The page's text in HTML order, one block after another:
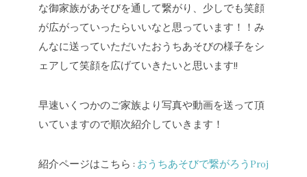
な御家族があそびを通して繋がり、少しでも笑顔
が広がっていったらいいなと思っています！！み
んなに送っていただいたおうちあそびの様子をシ
ェアして笑顔を広げていきたいと思います!!
早速いくつかのご家族より写真や動画を送って頂
いていますので順次紹介していきます！
紹介ページはこちら : おうちあそびで繋がろうProj